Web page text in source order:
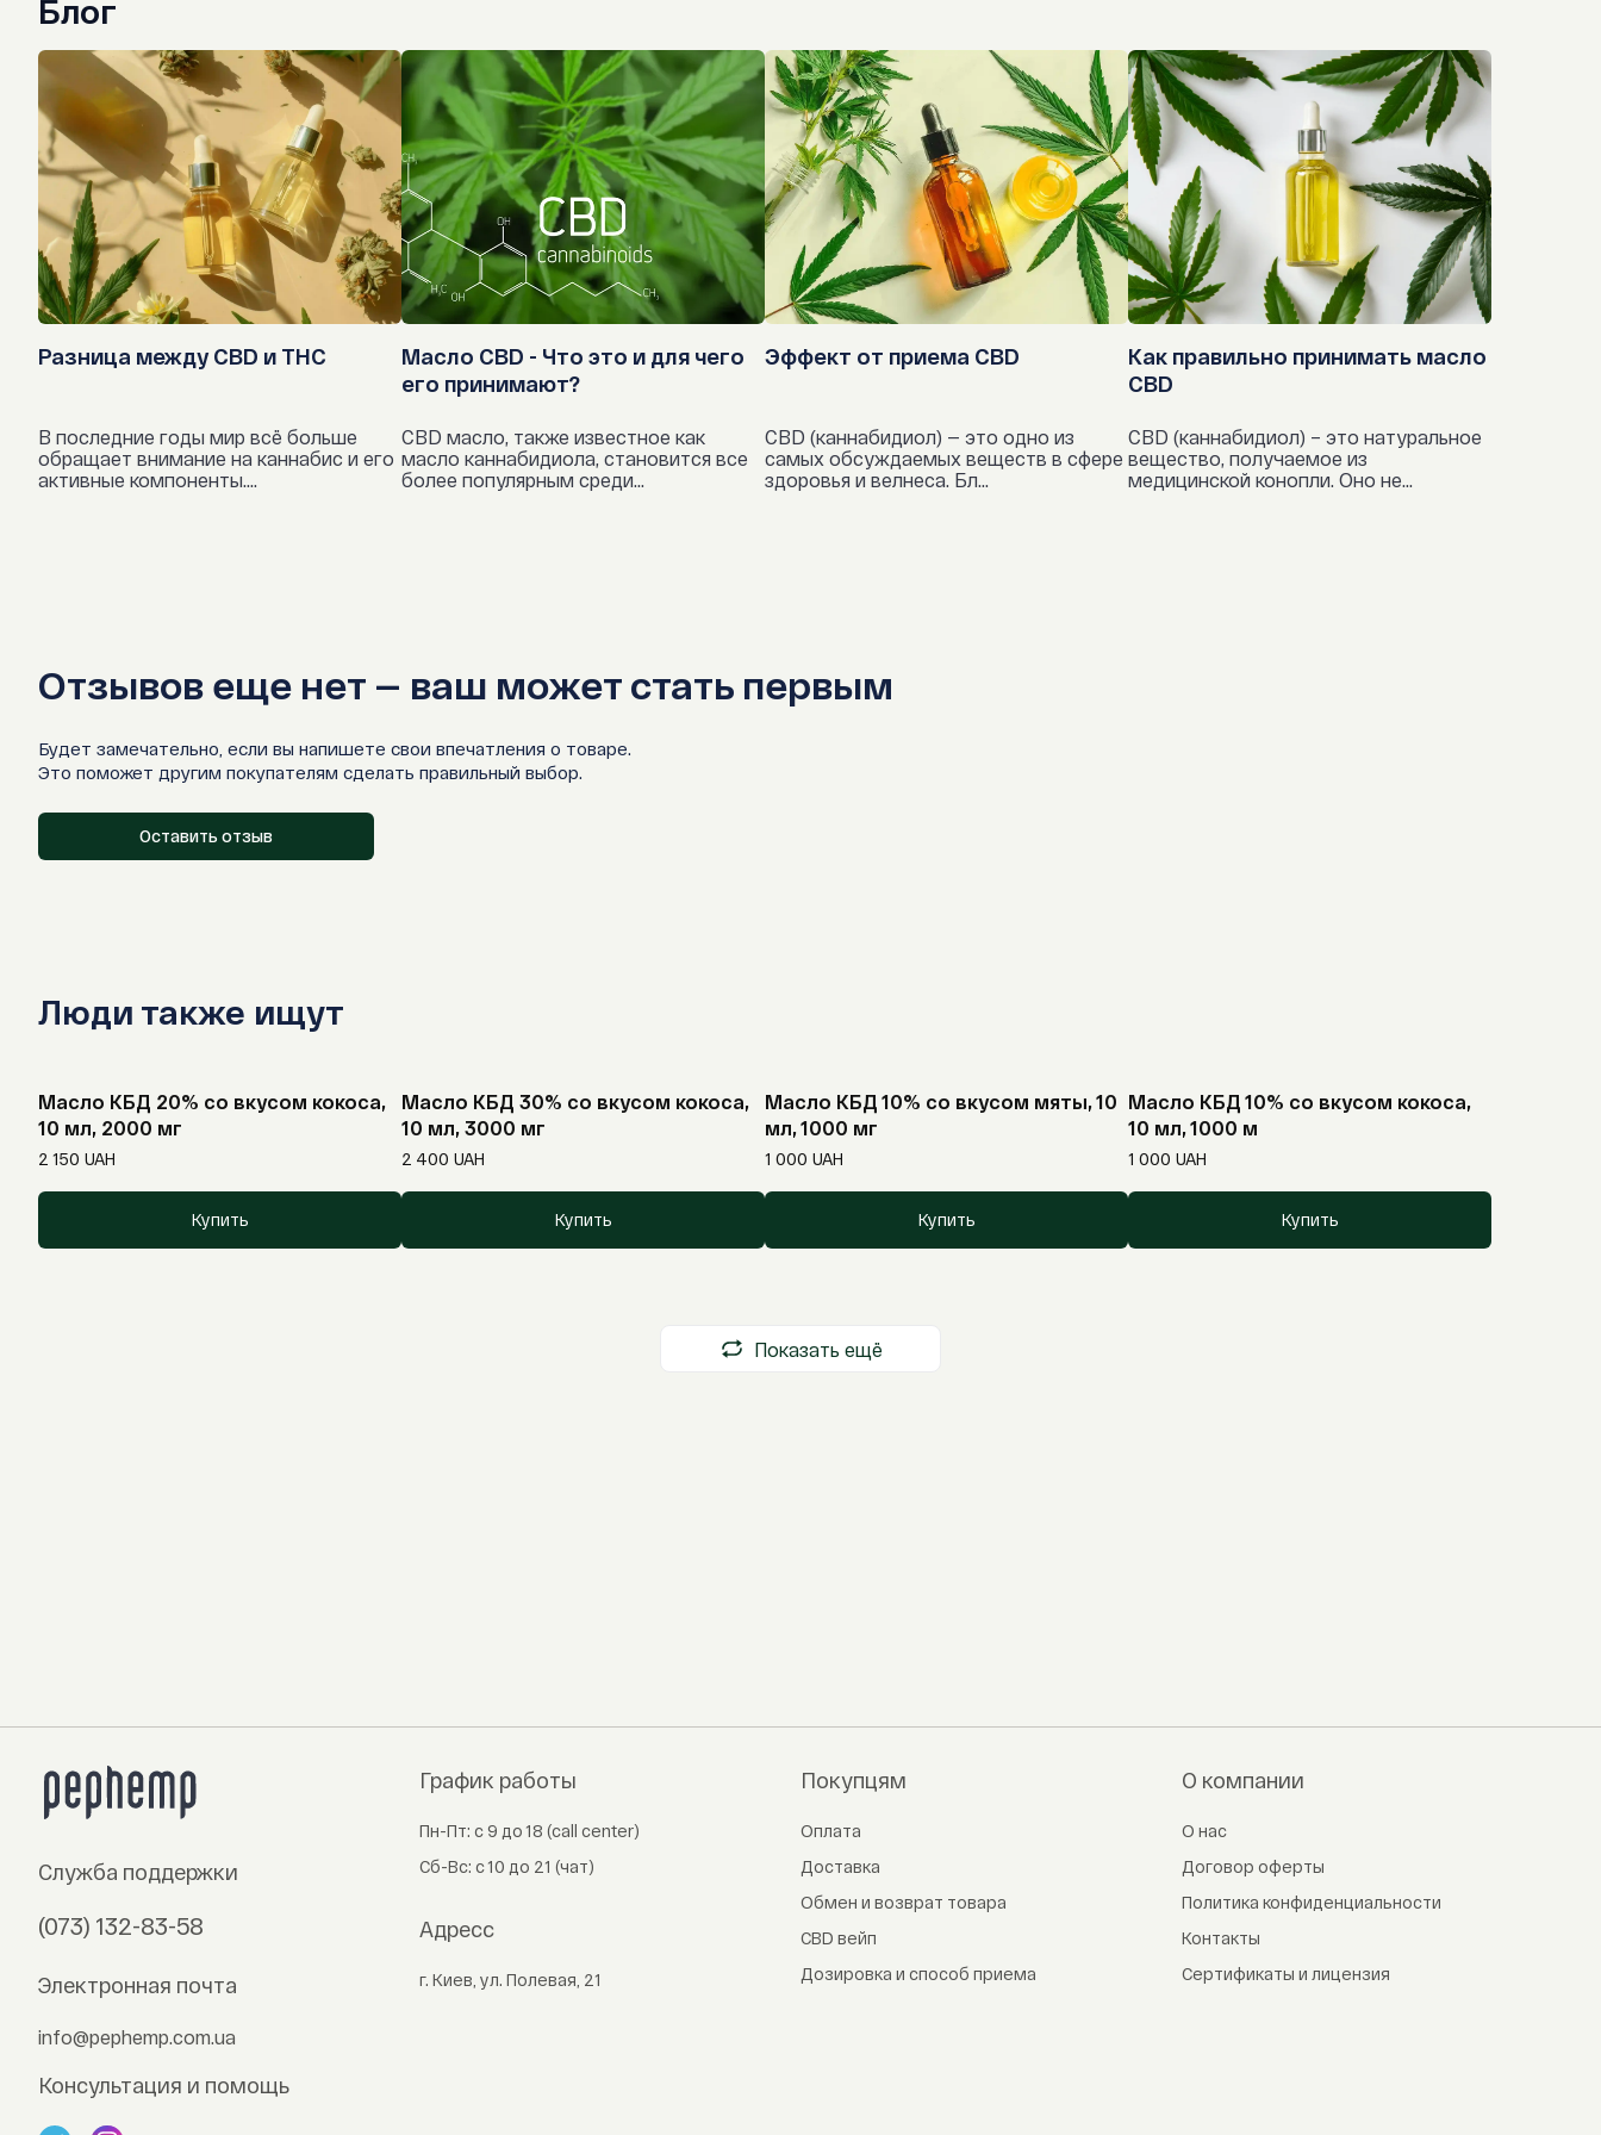
антипсихотические средства,
анестетики,
бета-блокаторы,
бензодиазепины,
блокаторы кальциевых каналов,
противовирусные средства против ВИЧ,
ингибиторы ГМГ-КоА-редуктазы (статины),
нестероидные противовоспалительные препараты,
Жиры, из которых жирные кислоты:
МСТ 9.8 г.,
Капроновая кислота (C6:0) 0.2 г.,
Каприловая кислота (С8:0) 5-6.4 г.,
Каприновая кислота (С10:0) 2.9-4.4 г.,
Энергетическая ценность на 100 г. : 368 кДж.
Блог
Разница между CBD и THC
В последние годы мир всё больше
обращает внимание на каннабис и его
активные компоненты....
Масло CBD - Что это и для чего
его принимают?
CBD масло, также известное как
масло каннабидиола, становится все
более популярным среди...
Эффект от приема CBD
CBD (каннабидиол) — это одно из
самых обсуждаемых веществ в сфере
здоровья и велнеса. Бл...
Как правильно принимать масло
CBD
CBD (каннабидиол) – это натуральное
вещество, получаемое из
медицинской конопли. Оно не...
Отзывов еще нет — ваш может стать первым
Будет замечательно, если вы напишете свои впечатления о товаре.
Это поможет другим покупателям сделать правильный выбор.
Оставить отзыв
Люди также ищут
Масло КБД 20% со вкусом кокоса,
10 мл, 2000 мг
2 150 UAH
Купить
Масло КБД 30% со вкусом кокоса,
10 мл, 3000 мг
2 400 UAH
Купить
Масло КБД 10% со вкусом мяты, 10
мл, 1000 мг
1 000 UAH
Купить
Масло КБД 10% со вкусом кокоса,
10 мл, 1000 м
1 000 UAH
Купить
Показать ещё
Служба поддержки
(073) 132-83-58
Электронная почта
info@pephemp.com.ua
Консультация и помощь
График работы
Пн-Пт: с 9 до 18 (call center)
Сб-Вс: с 10 до 21 (чат)
Адресc
г. Киев, ул. Полевая, 21
Покупцям
Оплата
Доставка
Обмен и возврат товара
CBD вейп
Дозировка и способ приема
О компании
О нас
Договор оферты
Политика конфиденциальности
Контакты
Сертификаты и лицензия